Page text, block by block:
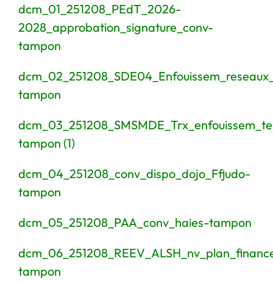
dcm_01_251208_PEdT_2026-
2028_approbation_signature_conv-
tampon
tampon
tampon (1)
dcm_04_251208_conv_dispo_dojo_Ffjudo-
tampon
dcm_05_251208_PAA_conv_haies-tampon
tampon